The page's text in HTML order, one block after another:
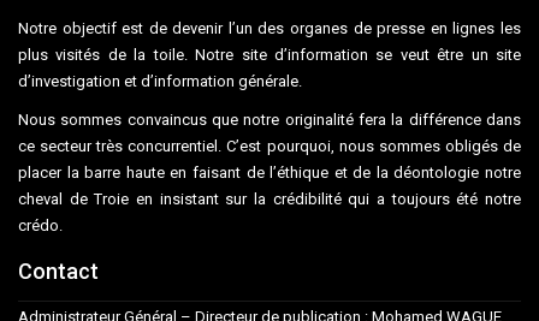
Notre objectif est de devenir l’un des organes de presse en lignes les
plus visités de la toile. Notre site d’information se veut être un site
d’investigation et d’information générale.
Nous sommes convaincus que notre originalité fera la différence dans
ce secteur très concurrentiel. C’est pourquoi, nous sommes obligés de
placer la barre haute en faisant de l’éthique et de la déontologie notre
cheval de Troie en insistant sur la crédibilité qui a toujours été notre
crédo.
Contact
Administrateur Général – Directeur de publication : Mohamed WAGUE